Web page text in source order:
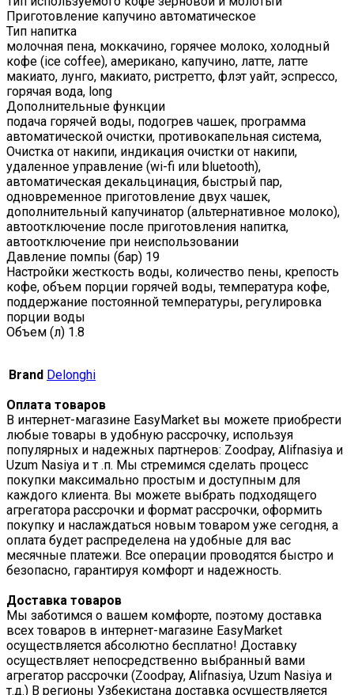
Приготовление капучино автоматическое
Тип напитка
молочная пена, моккачино, горячее молоко, холодный
кофе (ice coffee), американо, капучино, латте, латте
макиато, лунго, макиато, ристретто, флэт уайт, эспрессо,
горячая вода, long
Дополнительные функции
подача горячей воды, подогрев чашек, программа
автоматической очистки, противокапельная система,
Очистка от накипи, индикация очистки от накипи,
удаленное управление (wi-fi или bluetooth),
автоматическая декальцинация, быстрый пар,
одновременное приготовление двух чашек,
дополнительный капучинатор (альтернативное молоко),
автоотключение после приготовления напитка,
автоотключение при неиспользовании
Давление помпы (бар) 19
Настройки жесткость воды, количество пены, крепость
кофе, объем порции горячей воды, температура кофе,
поддержание постоянной температуры, регулировка
порции воды
Объем (л) 1.8
Brand Delonghi
Оплата товаров
В интернет-магазине EasyMarket вы можете приобрести
любые товары в удобную рассрочку, используя
популярных и надежных партнеров: Zoodpay, Alifnasiya и
Uzum Nasiya и т .п. Мы стремимся сделать процесс
покупки максимально простым и доступным для
каждого клиента. Вы можете выбрать подходящего
агрегатора рассрочки и формат рассрочки, оформить
покупку и наслаждаться новым товаром уже сегодня, а
оплата будет распределена на удобные для вас
месячные платежи. Все операции проводятся быстро и
безопасно, гарантируя комфорт и надежность.
Доставка товаров
Мы заботимся о вашем комфорте, поэтому доставка
всех товаров в интернет-магазине EasyMarket
осуществляется абсолютно бесплатно! Доставку
осуществляет непосредственно выбранный вами
агрегатор рассрочки (Zoodpay, Alifnasiya, Uzum Nasiya и
т.д.) В регионы Узбекистана доставка осуществляется